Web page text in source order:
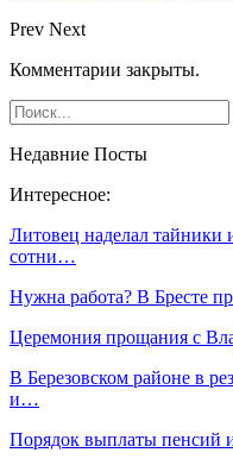
Prev Next
Комментарии закрыты.
Недавние Посты
Интересное:
Литовец наделал тайники
сотни…
Нужна работа? В Бресте
Церемония прощания с
В Березовском районе в
и…
Порядок выплаты пенсий